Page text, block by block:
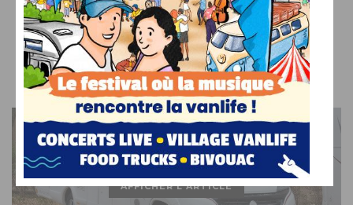
Régis
CAMPING-CAR NEUF
McLouis Yearling 71g : record battu !
AFFICHER L'ARTICLE